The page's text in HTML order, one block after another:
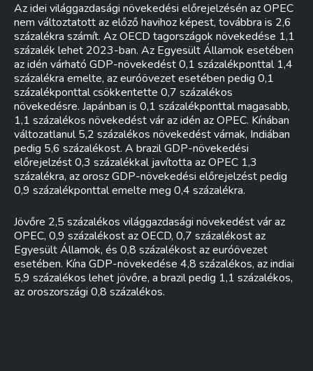
Az idei világgazdasági növekedési előrejelzésén az OPEC
nem változtatott az előző havihoz képest, továbbra is 2,6
százalékra számít. Az OECD tagországok növekedése 1,1
százalék lehet 2023-ban. Az Egyesült Államok esetében
az idén várható GDP-növekedést 0,1 százalékponttal 1,4
százalékra emelte, az euróövezet esetében pedig 0,1
százalékponttal csökkentette 0,7 százalékos
növekedésre. Japánban is 0,1 százalékponttal magasabb,
1,1 százalékos növekedést vár az idén az OPEC. Kínában
változatlanul 5,2 százalékos növekedést várnak, Indiában
pedig 5,6 százalékost. A brazil GDP-növekedési
előrejelzést 0,3 százalékkal javította az OPEC 1,3
százalékra, az orosz GDP-növekedési előrejelzést pedig
0,9 százalékponttal emelte meg 0,4 százalékra.
Jövőre 2,5 százalékos világgazdasági növekedést vár az
OPEC, 0,9 százalékost az OECD, 0,7 százalékost az
Egyesült Államok, és 0,8 százalékost az euróövezet
esetében. Kína GDP-növekedése 4,8 százalékos, az indiai
5,9 százalékos lehet jövőre, a brazil pedig 1,1 százalékos,
az oroszországi 0,8 százalékos.